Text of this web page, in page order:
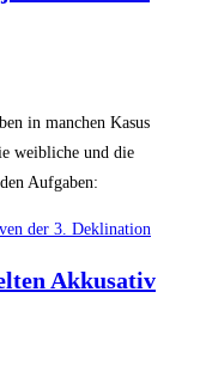
in manchen Kasus
weibliche und die
Aufgaben:
der 3. Deklination
Akkusativ